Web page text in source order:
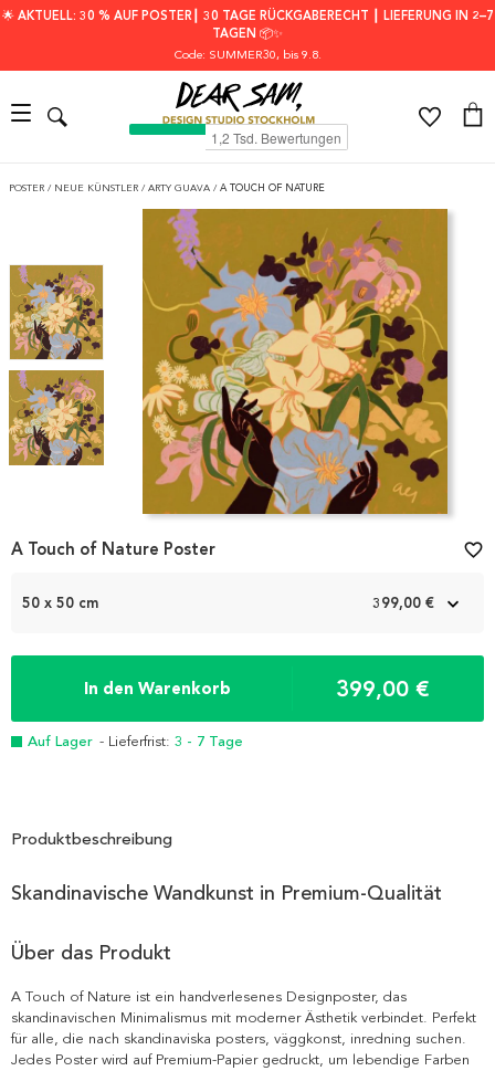
🌟 AKTUELL: 30 % AUF POSTER┃ 30 TAGE RÜCKGABERECHT ┃ LIEFERUNG IN 2–7
TAGEN 📦✨
Code: SUMMER30, bis 9.8.
POSTER / NEUE KÜNSTLER / ARTY GUAVA / A TOUCH OF NATURE
1
50 x 50 cm 399,00 €
In den Warenkorb 399,00 €
Auf Lager - Lieferfrist: 3 - 7 Tage
A Touch of Nature Poster favorite_border
Produktbeschreibung
Skandinavische Wandkunst in Premium-Qualität
Über das Produkt
A Touch of Nature ist ein handverlesenes Designposter, das
skandinavischen Minimalismus mit moderner Ästhetik verbindet. Perfekt
für alle, die nach skandinaviska posters, väggkonst, inredning suchen.
Jedes Poster wird auf Premium-Papier gedruckt, um lebendige Farben